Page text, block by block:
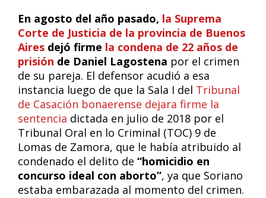
En agosto del año pasado, la Suprema
Corte de Justicia de la provincia de Buenos
Aires dejó firme la condena de 22 años de
prisión de Daniel Lagostena por el crimen
de su pareja. El defensor acudió a esa
instancia luego de que la Sala I del Tribunal
de Casación bonaerense dejara firme la
sentencia dictada en julio de 2018 por el
Tribunal Oral en lo Criminal (TOC) 9 de
Lomas de Zamora, que le había atribuido al
condenado el delito de “homicidio en
concurso ideal con aborto”, ya que Soriano
estaba embarazada al momento del crimen.